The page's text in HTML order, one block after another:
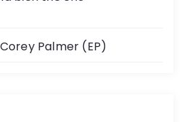
Palmer (EP)